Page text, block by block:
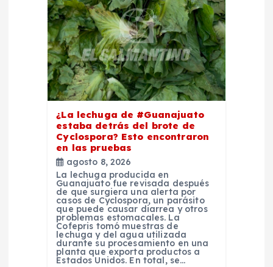
¿La lechuga de #Guanajuato
estaba detrás del brote de
Cyclospora? Esto encontraron
en las pruebas
agosto 8, 2026
La lechuga producida en
Guanajuato fue revisada después
de que surgiera una alerta por
casos de Cyclospora, un parásito
que puede causar diarrea y otros
problemas estomacales. La
Cofepris tomó muestras de
lechuga y del agua utilizada
durante su procesamiento en una
planta que exporta productos a
Estados Unidos. En total, se…